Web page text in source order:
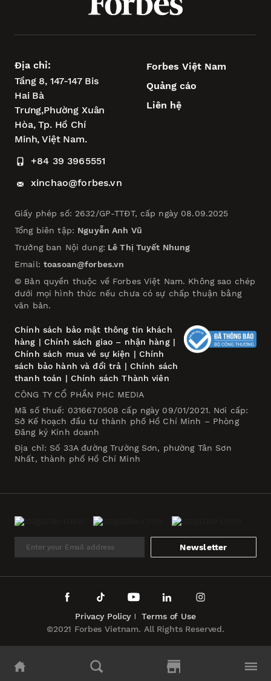
Địa chỉ:
Tầng 8, 147-147 Bis
Hai Bà
Trưng,Phường Xuân
Hòa,Tp. Hồ Chí
Minh, Việt Nam.
+84 39 3965551
xinchao@forbes.vn
Forbes Việt Nam
Quảng cáo
Liên hệ
Giấy phép số: 2632/GP-TTĐT, cấp ngày 08.09.2025
Tổng biên tập: Nguyễn Anh Vũ
Trưởng ban Nội dung: Lê Thị Tuyết Nhung
Email: toasoan@forbes.vn
© Bản quyền thuộc về Forbes Việt Nam. Không sao chép
dưới mọi hình thức nếu chưa có sự chấp thuận bằng
văn bản.
Chính sách bảo mật thông tin khách
hàng | Chính sách giao – nhận hàng|
Chính sách mua vé sự kiện | Chính
sách bảo hành và đổi trả | Chính sách
thanh toán | Chính sách Thành viên
CÔNG TY CỔ PHẦN PHC MEDIA
Mã số thuế: 0316670508 cấp ngày 09/01/2021. Nơi cấp:
Sở Kế hoạch đầu tư thành phố Hồ Chí Minh – Phòng
Đăng ký Kinh doanh
Địa chỉ: Số 33A đường Trường Sơn, phường Tân Sơn
Nhất, thành phố Hồ Chí Minh
Newsletter
©2021 Forbes Vietnam. All Rights Reserved.
Privacy Policy Terms of Use